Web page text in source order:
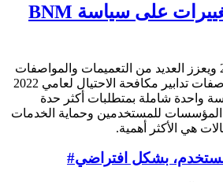
5. ما هي أهم التغييرات على سياسة BNM
يجمع تحديث نوفمبر 2025 ويعزز العديد من التعميمات والمواصفات
السابقة، بما في ذلك مواصفات تدابير مكافحة الاحتيال لعامي 2022
سياسة واحدة شاملة بمتطلبات أكثر حدة
المؤسسات للمستخدمين وحماية الخدمات
هي الأكثر أهمية.
#